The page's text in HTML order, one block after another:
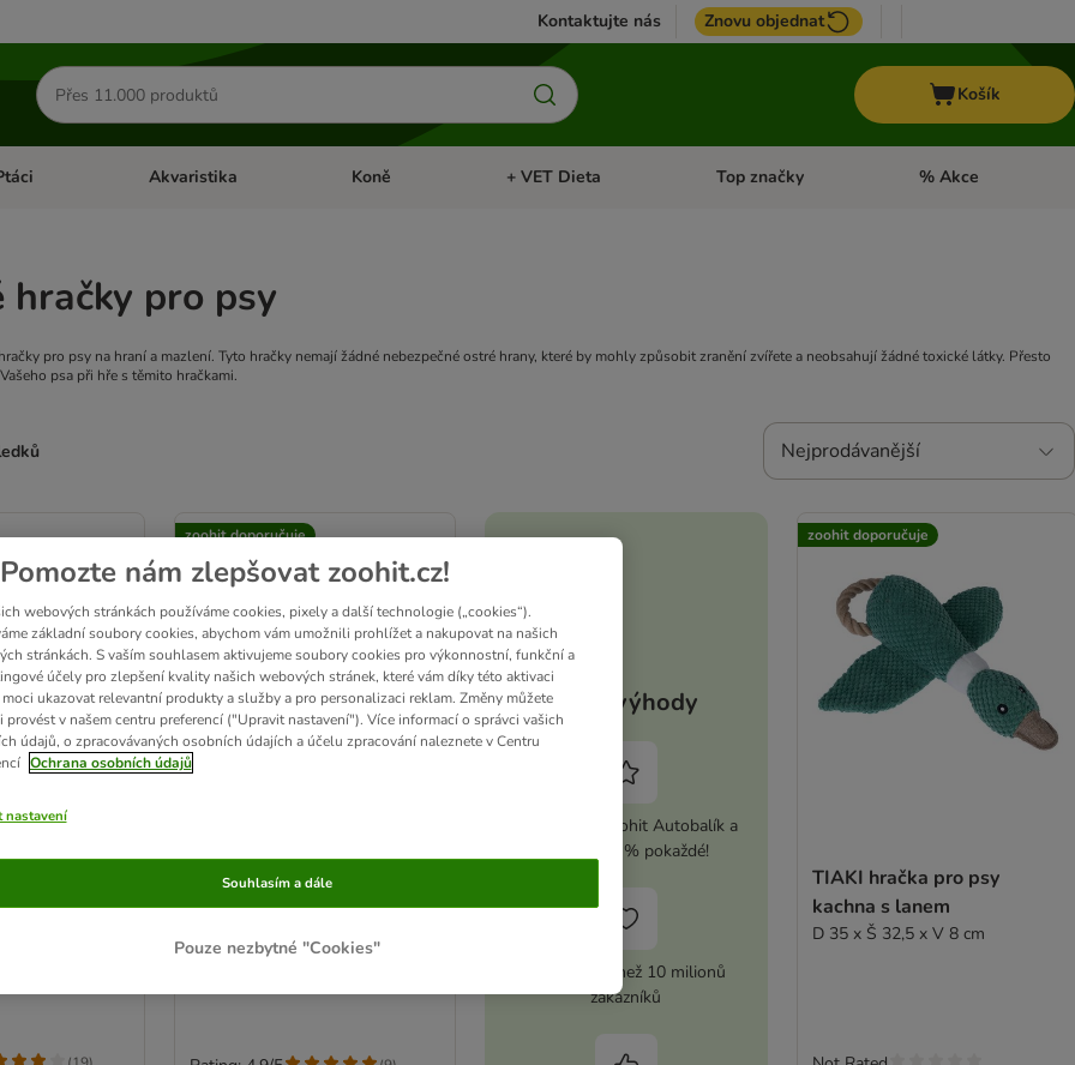
Kontaktujte nás Znovu objednat
Hledat
produkty
Košík
menu: Malá zvířataOtevřít menu: Ptáci
Akvaristika Otevřít menu: Akvaristika
Koně Otevřít menu: Koně
+ VET Dieta Otevřít menu: + VET Dieta
Top značky Otevřít menu: Top
% Akce
hračky pro psy
pro psy na hraní a mazlení. Tyto hračky nemají žádné nebezpečné ostré hrany, které by mohly způsobit zranění zvířete a neobsahují žádné toxické látky. Přesto
psa při hře s těmito hračkami.
Nejprodávanější
- Ježek Zotti
zoohit doporučuje
Hračka pro psy Medvěd s
lankem
Vaše výhody
Aktivujte si zoohit Autobalík a
ušetřete 5 % pokaždé!
Důvěra více než 10 milionů
zákazníků
zoohit doporučuje
TIAKI hračka pro psy
kachna s lanem
D 35 x Š 32,5 x V 8 cm
Pomozte nám zlepšovat zoohit.cz!
webových stránkách používáme cookies, pixely a další technologie („cookies“).
základní soubory cookies, abychom vám umožnili prohlížet a nakupovat na našich
stránkách. S vaším souhlasem aktivujeme soubory cookies pro výkonnostní, funkční a
účely pro zlepšení kvality našich webových stránek, které vám díky této aktivaci
ukazovat relevantní produkty a služby a pro personalizaci reklam. Změny můžete
provést v našem centru preferencí ("Upravit nastavení"). Více informací o správci vašich
údajů, o zpracovávaných osobních údajích a účelu zpracování naleznete v Centru
Ochrana osobních údajů
nastavení
Pouze nezbytné "Cookies"
Souhlasím a dále